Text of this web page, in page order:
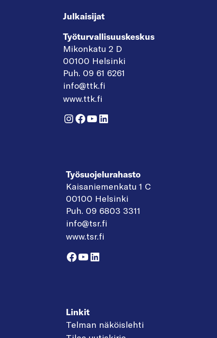
Julkaisijat
Työturvallisuuskeskus
Mikonkatu 2 D
00100 Helsinki
Puh. 09 61 6261
info@ttk.fi
www.ttk.fi
Instagram
Facebook
YouTube
LinkedIn
Työsuojelurahasto
Kaisaniemenkatu 1 C
00100 Helsinki
Puh. 09 6803 3311
info@tsr.fi
www.tsr.fi
Facebook
YouTube
LinkedIn
Linkit
Telman näköislehti